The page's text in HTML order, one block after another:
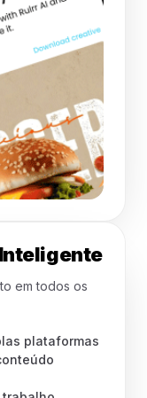
em todos os
plataformas